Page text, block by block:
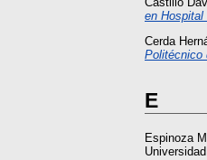
en Hospital
Cerda
Politécnico
E
Espinoza